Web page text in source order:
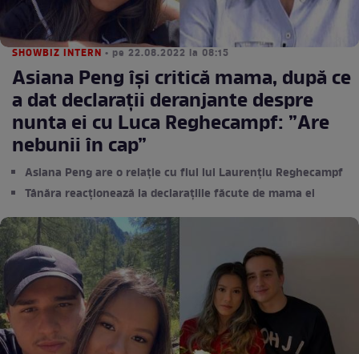
SHOWBIZ INTERN • pe 22.08.2022 la 08:15
Asiana Peng își critică mama, după ce
a dat declarații deranjante despre
nunta ei cu Luca Reghecampf: ”Are
nebunii în cap”
Asiana Peng are o relație cu fiul lui Laurențiu Reghecampf
Tânăra reacționează la declarațiile făcute de mama ei